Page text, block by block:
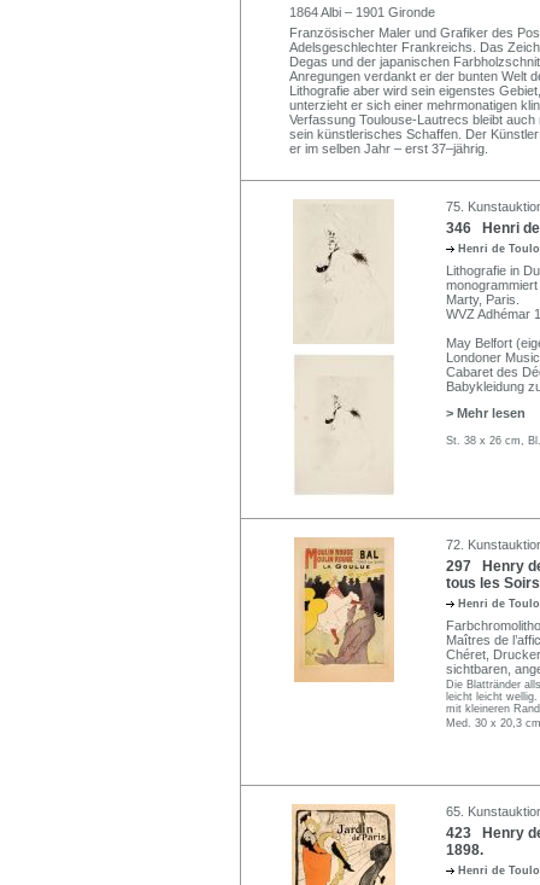
1864 Albi – 1901 Gironde
Französischer Maler und Grafiker des
Adelsgeschlechter Frankreichs. Das
Degas und der japanischen
Anregungen verdankt er der bunten Welt
Lithografie aber wird sein eigenstes
unterzieht er sich einer mehrmonatigen
Verfassung Toulouse-Lautrecs bleibt
sein künstlerisches Schaffen. Der
er im selben Jahr – erst 37–jährig.
75.
346 Henri
Henri de
Lithografie in
Marty, Paris.
WVZ Adhémar
May Belfort
Londoner
Cabaret des
Babykleidung
> Mehr lesen
St. 38 x 26 cm,
72.
297 Henry
tous les
Henri de
Maîtres de
Chéret,
sichtbaren,
Die Blattränder
leicht leicht
mit kleineren
Med. 30 x 20,3
65.
423 Henry
1898.
Henri de